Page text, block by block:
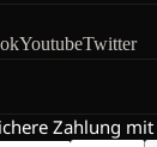
YoutubeTwitter
Zahlung mit